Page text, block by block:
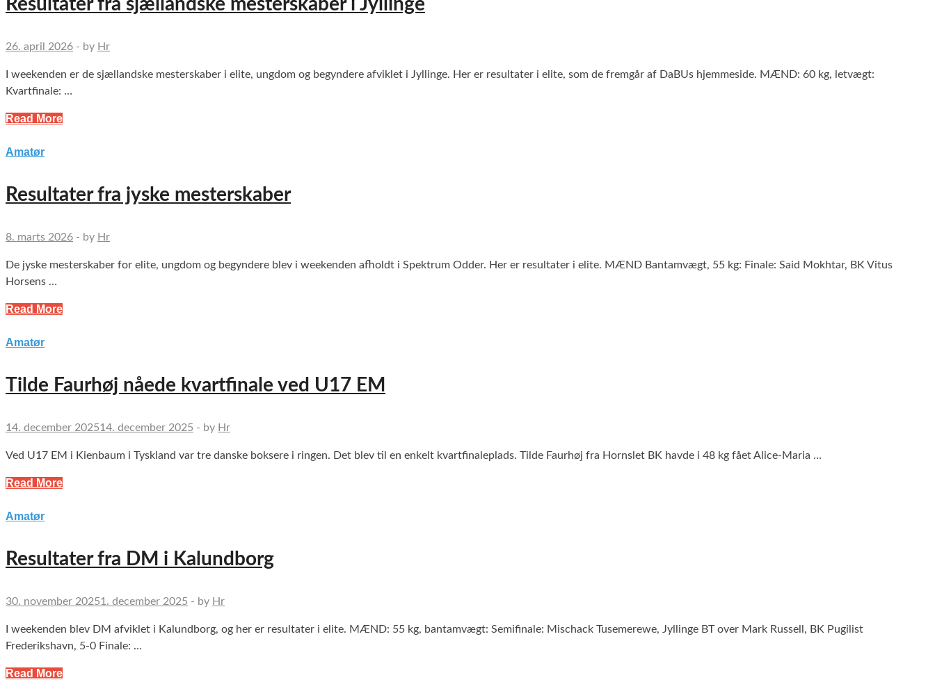
Resultater fra sjællandske mesterskaber i Jyllinge
26. april 2026 - by Hr
I weekenden er de sjællandske mesterskaber i elite, ungdom og begyndere afviklet i Jyllinge. Her er resultater i elite, som de fremgår af DaBUs hjemmeside. MÆND: 60 kg, letvægt:
Kvartfinale: …
Read More
Amatør
Resultater fra jyske mesterskaber
8. marts 2026 - by Hr
De jyske mesterskaber for elite, ungdom og begyndere blev i weekenden afholdt i Spektrum Odder. Her er resultater i elite. MÆND Bantamvægt, 55 kg: Finale: Said Mokhtar, BK Vitus
Horsens …
Read More
Amatør
Tilde Faurhøj nåede kvartfinale ved U17 EM
14. december 202514. december 2025 - by Hr
Ved U17 EM i Kienbaum i Tyskland var tre danske boksere i ringen. Det blev til en enkelt kvartfinaleplads. Tilde Faurhøj fra Hornslet BK havde i 48 kg fået Alice-Maria …
Read More
Amatør
Resultater fra DM i Kalundborg
30. november 20251. december 2025 - by Hr
I weekenden blev DM afviklet i Kalundborg, og her er resultater i elite. MÆND: 55 kg, bantamvægt: Semifinale: Mischack Tusemerewe, Jyllinge BT over Mark Russell, BK Pugilist
Frederikshavn, 5-0 Finale: …
Read More